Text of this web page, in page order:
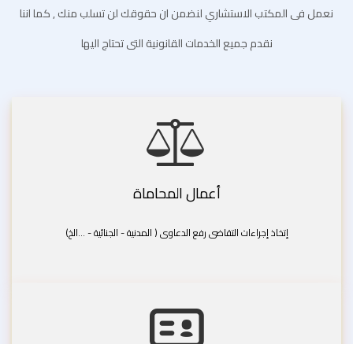
نعمل فى المكتب الاستشاري لنضمن ان حقوقك لن تسلب منك , كما اننا
نقدم جميع الخدمات القانونية التى تحتاج اليها
أعمال المحاماة
إتخاذ إجراءات التقاضى رفع الدعاوى ( المدنية - الجنائية - ...الخ)